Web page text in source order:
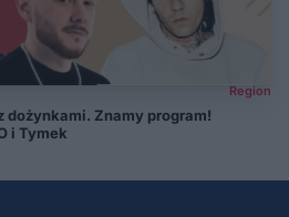
Region
dożynkami. Znamy program!
i Tymek